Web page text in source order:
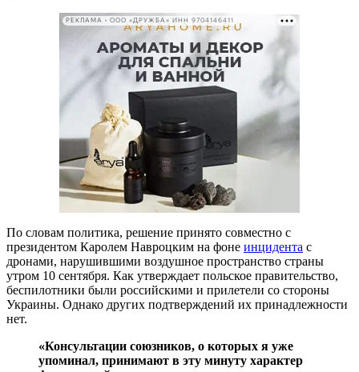
РЕКЛАМА • ООО «ДРУЖБА» ИНН 9704146411
По словам политика, решение принято совместно с
президентом Каролем Навроцким на фоне инцидента с
дронами, нарушившими воздушное пространство страны
утром 10 сентября. Как утверждает польское правительство,
беспилотники были российскими и прилетели со стороны
Украины. Однако других подтверждений их принадлежности
нет.
«Консультации союзников, о которых я уже
упоминал, принимают в эту минуту характер